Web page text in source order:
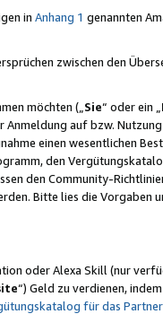
in Anhang 1 genannten
zwischen den
möchten („Sie“ oder ein „
Anmeldung auf bzw.
einen wesentlichen
den
den Community-
Bitte lies die Vorgaben
oder Alexa Skill (nur
“) Geld zu verdienen,
für das